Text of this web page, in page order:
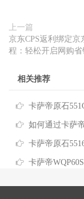
上一篇
京东CPS返利绑定京
程：轻松开启网购
相关推荐
卡萨帝原石551CPS返利：如何智慧
如何通过卡萨帝原石551CPS推
卡萨帝原石551618返利：选购高
卡萨帝WQP60SS高佣金返利：买